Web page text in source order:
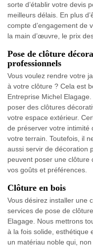
sorte d’établir votre devis
meilleurs délais. En plus
compte d’engagement de
la main d’œuvre, le prix
Pose de clôture
professionnels
Vous voulez rendre votre
à votre clôture ? Cela est
Entreprise Michel
poser des clôtures
votre espace extérieur.
de préserver votre intimité
votre terrain. Toutefois, il
aussi servir de décoration
peuvent poser une clôture
vos goûts et préférences.
Clôture en bois
Vous désirez installer une
services de pose de
Elagage. Nous mettrons
à la fois solide, esthétique
un matériau noble qui,